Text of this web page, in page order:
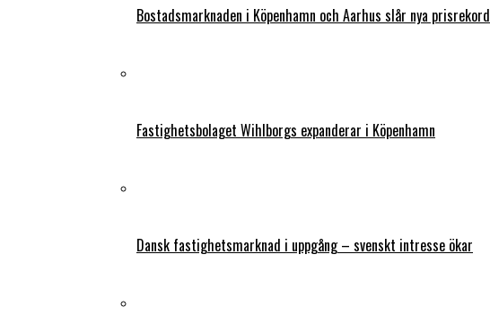
Bostadsmarknaden i Köpenhamn och Aarhus slår nya prisrekord
Fastighetsbolaget Wihlborgs expanderar i Köpenhamn
Dansk fastighetsmarknad i uppgång – svenskt intresse ökar